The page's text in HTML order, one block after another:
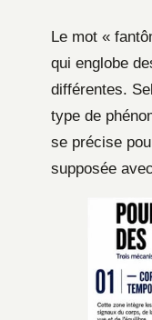
Le mot «
qui englobe
différentes.
type de
se précise
supposée